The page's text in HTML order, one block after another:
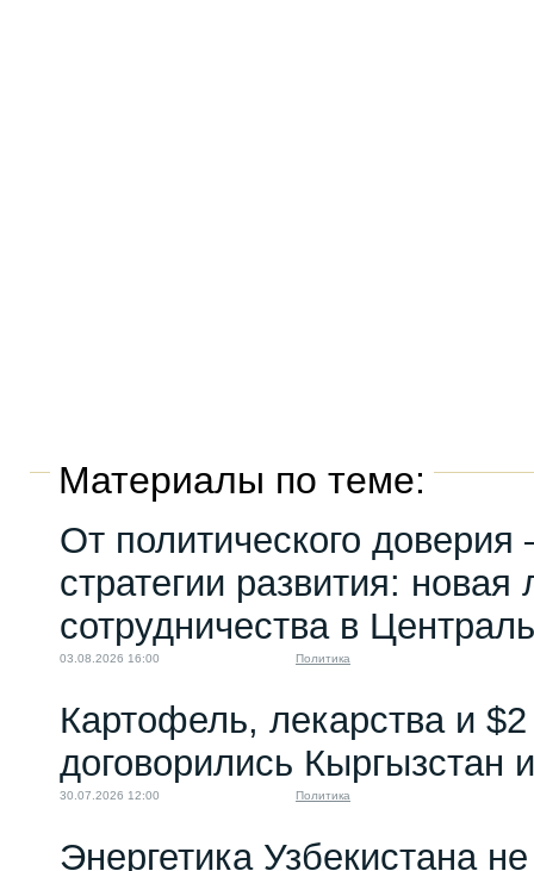
Материалы по теме:
От политического
стратегии развития: новая
сотрудничества в
03.08.2026 16:00 Политика
Картофель, лекарства и
договорились Кыргызстан
30.07.2026 12:00 Политика
Энергетика Узбекистана